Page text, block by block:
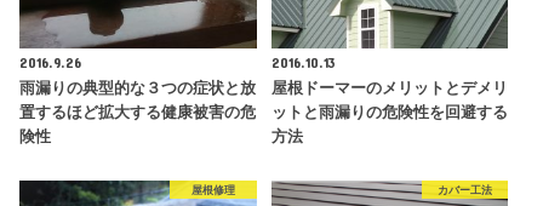
2016.9.26
雨漏りの典型的な３つの症状と放
置するほど拡大する健康被害の危
険性
2016.10.13
屋根ドーマーのメリットとデメリ
ットと雨漏りの危険性を回避する
方法
屋根修理 カバー工法